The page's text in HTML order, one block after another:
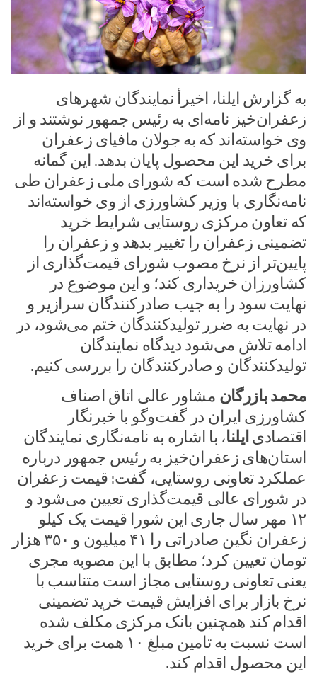
به گزارش ایلنا، اخیرأ نمایندگان شهرهای
زعفران‌خیز نامه‌ای به رئیس جمهور نوشتند و از
وی خواسته‌اند که به جولان مافیای زعفران
برای خرید این محصول پایان بدهد. این گمانه‌
مطرح شده است که شورای ملی زعفران طی
نامه‌نگاری با وزیر کشاورزی از وی خواسته‌اند
که تعاون مرکزی روستایی شرایط خرید
تضمینی زعفران را تغییر بدهد و زعفران را
پایین‌تر از نرخ مصوب شورای قیمت‌گذاری از
کشاورزان خریداری کند‌؛ و این موضوع در
نهایت سود را به جیب صادرکنندگان سرازیر و
در نهایت به ضرر تولیدکنندگان ختم می‌شود، در
ادامه تلاش می‌شود دیدگاه نمایندگان
تولیدکنندگان و صادرکنندگان را بررسی کنیم.
محمد بازرگان مشاور عالی اتاق اصناف
کشاورزی ایران در گفت‌وگو با خبرنگار
اقتصادی ایلنا، با اشاره به نامه‌نگاری نمایندگان
استان‌های زعفران‌خیز به رئیس جمهور درباره
عملکرد تعاونی روستایی، گفت: قیمت زعفران
در شورای عالی قیمت‌گذاری تعیین می‌شود و
۱۲ مهر سال جاری این شورا قیمت یک کیلو
زعفران نگین صادراتی را ۴۱ میلیون و ۳۵۰ هزار
تومان تعیین کرد؛ مطابق با این مصوبه مجری
یعنی تعاونی روستایی مجاز است متناسب با
نرخ بازار برای افزایش قیمت خرید تضمینی
اقدام کند همچنین بانک مرکزی مکلف شده
است نسبت به تامین مبلغ ۱۰ همت برای خرید
این محصول اقدام کند.